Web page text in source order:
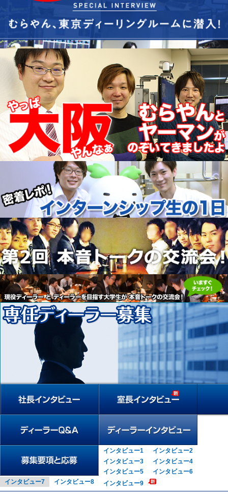
学生向け新卒採用
ディーラーQ&A ディーラーインタビュー
募集要項と応募
インタビュー1
インタビュー2
インタビュー3
インタビュー4
インタビュー5
インタビュー6
インタビュー7
インタビュー8 インタビュー9